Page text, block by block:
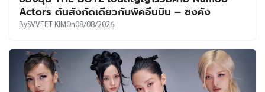
Actors ต้นสังกัดเดียวกับพัคอึนบิน – ซงคัง
BySVVEET KIMOn08/08/2026